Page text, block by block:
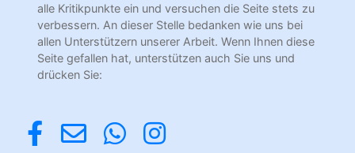
alle Kritikpunkte ein und versuchen die Seite stets zu
verbessern. An dieser Stelle bedanken wie uns bei
allen Unterstützern unserer Arbeit. Wenn Ihnen diese
Seite gefallen hat, unterstützen auch Sie uns und
drücken Sie: